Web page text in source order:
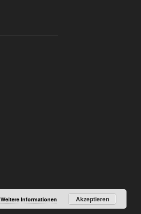
Weitere Informationen Akzeptieren